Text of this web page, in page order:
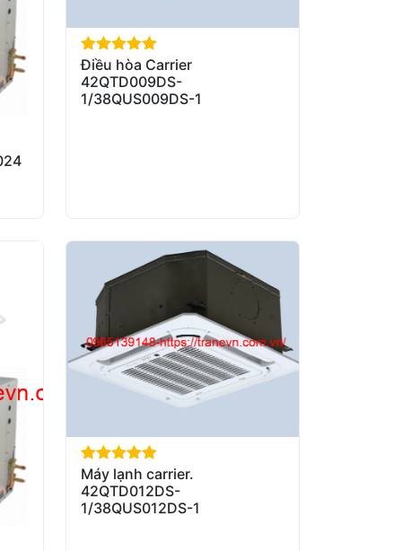
out of 5
Điều hòa Carrier
42QTD009DS-
1/38QUS009DS-1
out of 5
Máy lạnh carrier.
42QTD012DS-
1/38QUS012DS-1